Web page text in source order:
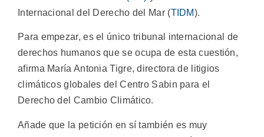
Internacional del Derecho del Mar (TIDM).
Para empezar, es el único tribunal internacional de
derechos humanos que se ocupa de esta cuestión,
afirma María Antonia Tigre, directora de litigios
climáticos globales del Centro Sabin para el
Derecho del Cambio Climático.
Añade que la petición en sí también es muy